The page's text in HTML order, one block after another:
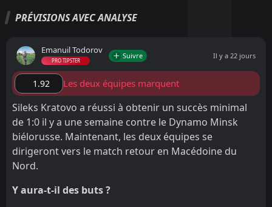
PRÉVISIONS AVEC ANALYSE
Emanuil Todorov
PRO TIPSTER
Suivre Il y a 22 jours
1.92 Les deux équipes marquent
Sileks Kratovo a réussi à obtenir un succès minimal
de 1:0 il y a une semaine contre le Dynamo Minsk
biélorusse. Maintenant, les deux équipes se
dirigeront vers le match retour en Macédoine du
Nord.
Y aura-t-il des buts ?